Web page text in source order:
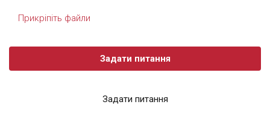
Прикріпіть файли
Задати питання
Задати питання